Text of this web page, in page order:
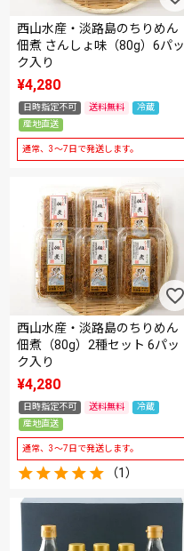
西山水産・淡路島のちりめん
佃煮 さんしょ味（80g）6パッ
ク入り
¥4,280
日時指定不可 送料無料
冷蔵
産地直送
通常、3～7日で発送します。
西山水産・淡路島のちりめん
佃煮（80g）2種セット 6パッ
ク入り
¥4,280
日時指定不可 送料無料
冷蔵
産地直送
通常、3～7日で発送します。
（1）